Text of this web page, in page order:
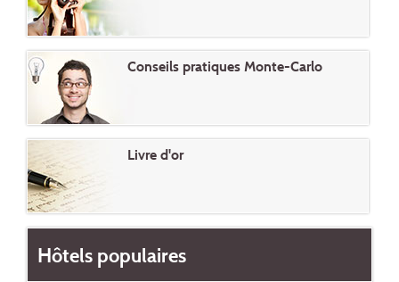
Conseils pratiques Monte-Carlo
Livre d'or
Hôtels populaires